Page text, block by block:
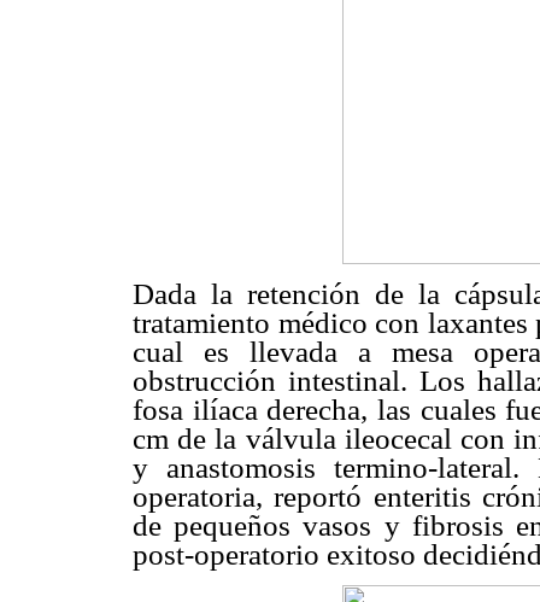
Dada la retención de la
tratamiento médico con
cual es llevada a mesa
obstrucción intestinal. Los
fosa ilíaca derecha, las cuales
cm de la válvula ileocecal con
y anastomosis termino-
operatoria, reportó enteritis
de pequeños vasos y fibrosis
post-operatorio exitoso